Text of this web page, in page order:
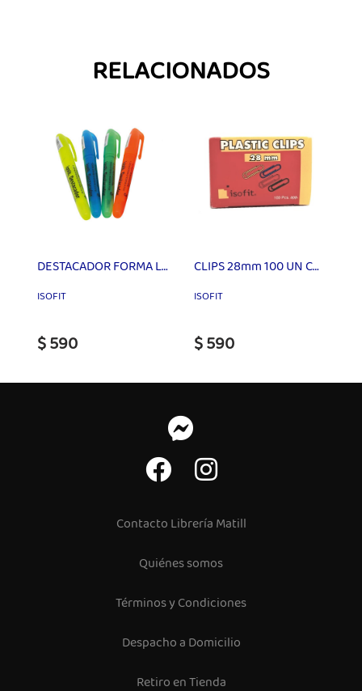
RELACIONADOS
DESTACADOR FORMA LAPIZ
ISOFIT
$ 590
CLIPS 28mm 100 UN COLORES ISOFIT
ISOFIT
$ 590
Contacto Librería Matill
Quiénes somos
Términos y Condiciones
Despacho a Domicilio
Retiro en Tienda